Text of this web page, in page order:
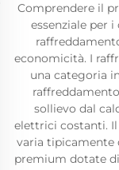
Comprendere il
essenziale per
economicità. I
una categoria
sollievo dal
elettrici costanti.
varia tipicamente
premium dotate